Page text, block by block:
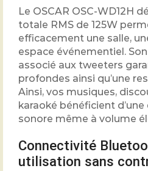
Le OSCAR OSC-WD12H
totale RMS de 125W
efficacement une salle,
espace événementiel.
associé aux tweeters
profondes ainsi qu’une
Ainsi, vos musiques,
karaoké bénéficient
sonore même à volume
Connectivité
utilisation sans